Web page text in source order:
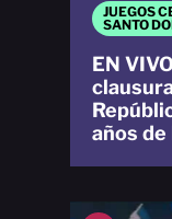
JUEGOS
SANTO
EN
años